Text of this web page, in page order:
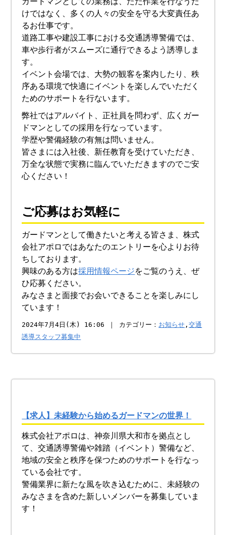
けではなく、多くの人々の安全を守る大変責任あ
るお仕事です。
道路工事や建設工事における交通誘導警備では、
車や歩行者がスムーズに通行できるよう誘導しま
す。
イベント会場では、大勢の観客を案内したり、秩
序ある環境で快適にイベントを楽しんでいただく
ためのサポートを行ないます。
弊社ではアルバイト、正社員を問わず、広くガー
ドマンとしての採用を行なっています。
学歴や警備経験の有無は問いません。
皆さまには入社後、新任教育を受けていただき、
万全な状態で実務に臨んでいただきますのでご安
心ください！
ご応募はお気軽に
ガードマンとして働きたいと考える皆さま、株式
会社アポロではあなたのエントリーを心よりお待
ちしております。
興味のある方は採用情報ページをご覧のうえ、ぜ
ひ応募ください。
みなさまと面接でお会いできることを楽しみにし
ています！
2024年7月4日(木) 16:06 ｜ カテゴリー： お知らせ ,交通
誘導スタッフ募集中
【求人】未経験から始めるガードマンの世界！
株式会社アポロは、神奈川県大和市を拠点とし
て、交通誘導警備や雑踏（イベント）警備など、
地域の安全と秩序を保つためのサポートを行なっ
ている会社です。
警備業界に新たな風を吹き込むために、未経験の
みなさまを含めた新しいメンバーを募集していま
す！